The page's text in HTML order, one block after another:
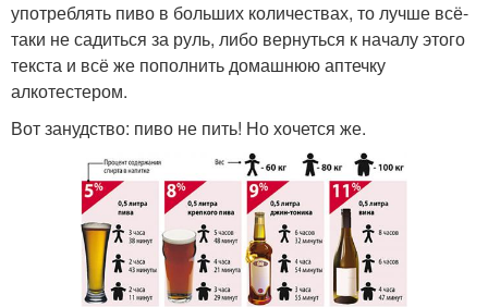
употреблять пиво в больших количествах, то лучше всё-
таки не садиться за руль, либо вернуться к началу этого
текста и всё же пополнить домашнюю аптечку
алкотестером.
Вот занудство: пиво не пить! Но хочется же.